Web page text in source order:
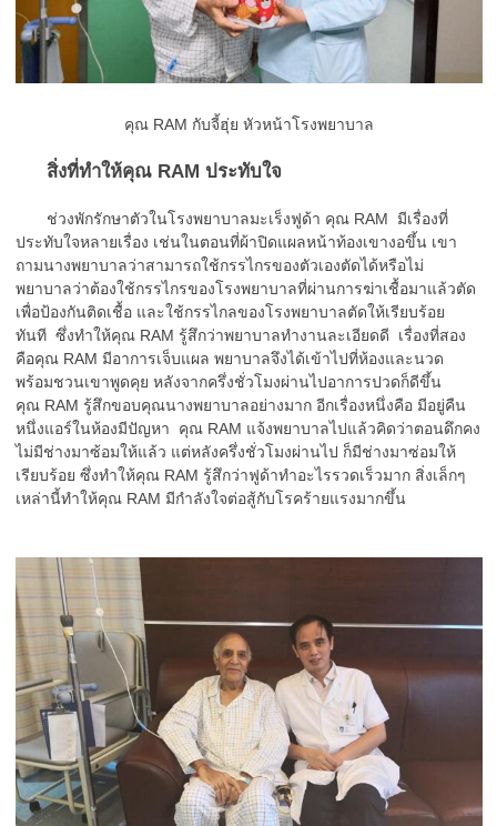
คุณ RAM กับจี้ฮุ่ย หัวหน้าโรงพยาบาล
สิ่งที่ทำให้คุณ RAM ประทับใจ
ช่วงพักรักษาตัวในโรงพยาบาลมะเร็งฟูด้า คุณ RAM มีเรื่องที่
ประทับใจหลายเรื่อง เช่นในตอนที่ผ้าปิดแผลหน้าท้องเขางอขึ้น เขา
ถามนางพยาบาลว่าสามารถใช้กรรไกรของตัวเองตัดได้หรือไม่
พยาบาลว่าต้องใช้กรรไกรของโรงพยาบาลที่ผ่านการฆ่าเชื้อมาแล้วตัด
เพื่อป้องกันติดเชื้อ และใช้กรรไกลของโรงพยาบาลตัดให้เรียบร้อย
ทันที ซึ่งทำให้คุณ RAM รู้สึกว่าพยาบาลทำงานละเอียดดี เรื่องที่สอง
คือคุณ RAM มีอาการเจ็บแผล พยาบาลจึงได้เข้าไปที่ห้องและนวด
พร้อมชวนเขาพูดคุย หลังจากครึ่งชั่วโมงผ่านไปอาการปวดก็ดีขึ้น
คุณ RAM รู้สึกขอบคุณนางพยาบาลอย่างมาก อีกเรื่องหนึ่งคือ มีอยู่คืน
หนึ่งแอร์ในห้องมีปัญหา คุณ RAM แจ้งพยาบาลไปแล้วคิดว่าตอนดึกคง
ไม่มีช่างมาซ้อมให้แล้ว แต่หลังครึ่งชั่วโมงผ่านไป ก็มีช่างมาซ่อมให้
เรียบร้อย ซึ่งทำให้คุณ RAM รู้สึกว่าฟูด้าทำอะไรรวดเร็วมาก สิ่งเล็กๆ
เหล่านี้ทำให้คุณ RAM มีกำลังใจต่อสู้กับโรคร้ายแรงมากขึ้น